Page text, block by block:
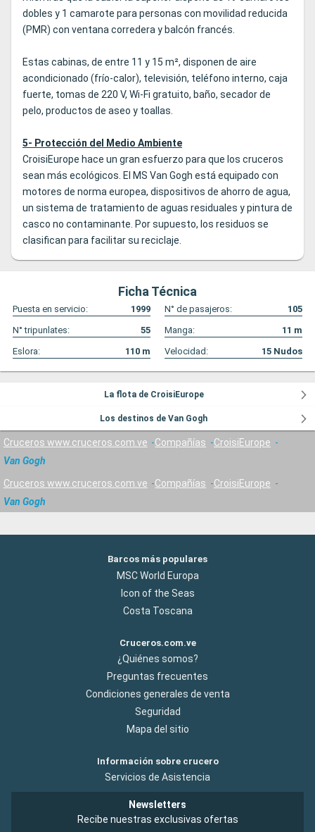
dobles y 1 camarote para personas con movilidad reducida
(PMR) con ventana corredera y balcón francés.
Estas cabinas, de entre 11 y 15 m², disponen de aire
acondicionado (frío-calor), televisión, teléfono interno, caja
fuerte, tomas de 220 V, Wi-Fi gratuito, baño, secador de
pelo, productos de aseo y toallas.
5- Protección del Medio Ambiente
CroisiEurope hace un gran esfuerzo para que los cruceros
sean más ecológicos. El MS Van Gogh está equipado con
motores de norma europea, dispositivos de ahorro de agua,
un sistema de tratamiento de aguas residuales y pintura de
casco no contaminante. Por supuesto, los residuos se
clasifican para facilitar su reciclaje.
Ficha Técnica
Puesta en servicio: 1999 N° de pasajeros:
105
N° tripunlates:
55 Manga: 11 m
Eslora:
110 m Velocidad: 15 Nudos
La flota de CroisiEurope
Los destinos de Van Gogh
Cruceros www.cruceros.com.ve Compañías
CroisiEurope
Van Gogh
Cruceros www.cruceros.com.ve Compañías
CroisiEurope
Van Gogh
Barcos más populares
MSC World Europa
Icon of the Seas
Costa Toscana
Cruceros.com.ve
¿Quiénes somos?
Preguntas frecuentes
Condiciones generales de venta
Seguridad
Mapa del sitio
Información sobre crucero
Servicios de Asistencia
Newsletters
Recibe nuestras exclusivas ofertas